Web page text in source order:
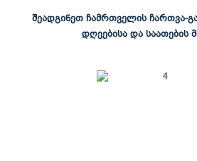
შეადგინეთ ჩამრთველის ჩართვა-
დღეებისა და საათების